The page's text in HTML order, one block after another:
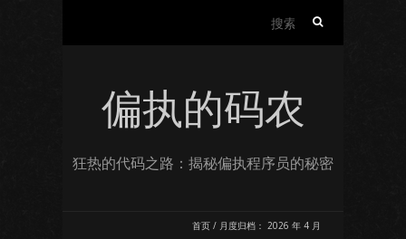
偏执的码农
狂热的代码之路：揭秘偏执程序员的秘密
首页 / 月度归档： 2026 年 4 月